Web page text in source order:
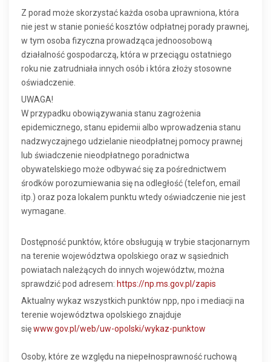
Z porad może skorzystać każda osoba uprawniona, która
nie jest w stanie ponieść kosztów odpłatnej porady prawnej,
w tym osoba fizyczna prowadząca jednoosobową
działalność gospodarczą, która w przeciągu ostatniego
roku nie zatrudniała innych osób i która złoży stosowne
oświadczenie.
UWAGA!
W przypadku obowiązywania stanu zagrożenia
epidemicznego, stanu epidemii albo wprowadzenia stanu
nadzwyczajnego udzielanie nieodpłatnej pomocy prawnej
lub świadczenie nieodpłatnego poradnictwa
obywatelskiego może odbywać się za pośrednictwem
środków porozumiewania się na odległość (telefon, email
itp.) oraz poza lokalem punktu wtedy oświadczenie nie jest
wymagane.
Dostępność punktów, które obsługują w trybie stacjonarnym
na terenie województwa opolskiego oraz w sąsiednich
powiatach należących do innych województw, można
sprawdzić pod adresem: https://np.ms.gov.pl/zapis
Aktualny wykaz wszystkich punktów npp, npo i mediacji na
terenie województwa opolskiego znajduje
sięwww.gov.pl/web/uw-opolski/wykaz-punktow
Osoby, które ze względu na niepełnosprawność ruchową